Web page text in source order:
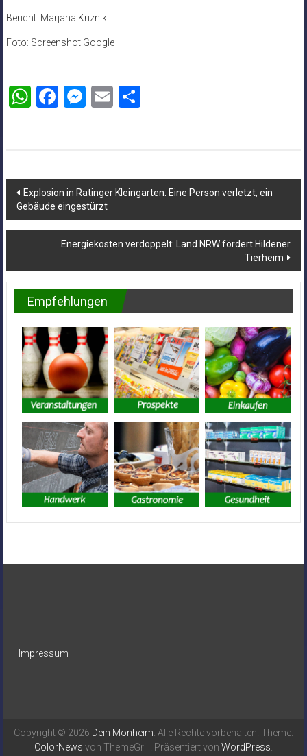
Bericht: Marjana Kriznik
Foto: Screenshot Google
WhatsApp
Facebook
Messenger
Email
Beitragsnavigation
Explosion in Ratinger Kleingarten: Eine Person verletzt, ein
Gebäude eingestürzt
Energiekosten verdoppelt: Land NRW fördert Hildener
Tierheim
Empfehlungen
Impressum
Copyright © 2026 Dein Monheim . Alle Rechte vorbehalten. Theme:
ColorNews von ThemeGrill. Präsentiert von WordPress